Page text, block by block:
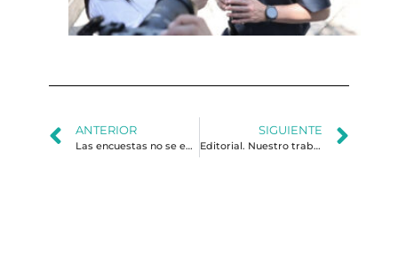
ANTERIOR
Las encuestas no se equivocan. Se equivoca la gente
SIGUIENTE
Editorial. Nuestro trabajo fue galardonado